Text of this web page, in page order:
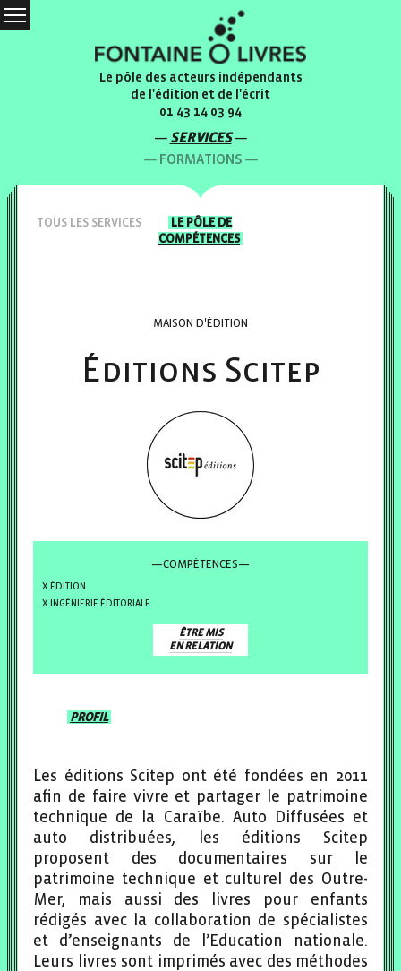
Le pôle des acteurs indépendants
de l'édition et de l'écrit
01 43 14 03 94
SERVICES
FORMATIONS
TOUS LES SERVICES LE PÔLEDE
COMPÉTENCES
MAISON D'ÉDITION
Éditions Scitep
—COMPÉTENCES—
ÉDITION
INGÉNIERIE ÉDITORIALE
ÊTRE MIS
EN RELATION
PROFIL
Les éditions Scitep ont été fondées en 2011
afin de faire vivre et partager le patrimoine
technique de la Caraïbe. Auto Diffusées et
auto distribuées, les éditions Scitep
proposent des documentaires sur le
patrimoine technique et culturel des Outre-
Mer, mais aussi des livres pour enfants
rédigés avec la collaboration de spécialistes
et d’enseignants de l’Education nationale.
Leurs livres sont imprimés avec des méthodes